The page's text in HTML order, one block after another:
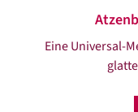
Eine Universal-